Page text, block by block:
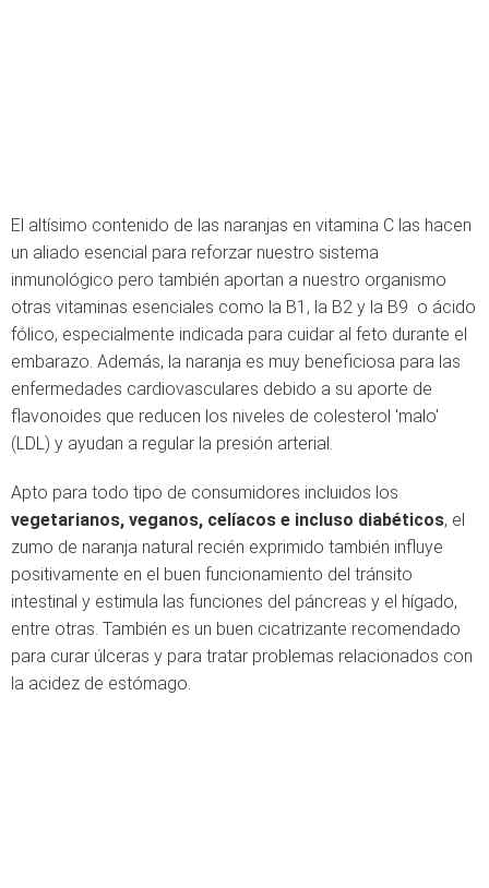
El altísimo contenido de las naranjas en vitamina C las hacen
un aliado esencial para reforzar nuestro sistema
inmunológico pero también aportan a nuestro organismo
otras vitaminas esenciales como la B1, la B2 y la B9 o ácido
fólico, especialmente indicada para cuidar al feto durante el
embarazo. Además, la naranja es muy beneficiosa para las
enfermedades cardiovasculares debido a su aporte de
flavonoides que reducen los niveles de colesterol 'malo'
(LDL) y ayudan a regular la presión arterial.
Apto para todo tipo de consumidores incluidos los
vegetarianos, veganos, celíacos e incluso diabéticos, el
zumo de naranja natural recién exprimido también influye
positivamente en el buen funcionamiento del tránsito
intestinal y estimula las funciones del páncreas y el hígado,
entre otras. También es un buen cicatrizante recomendado
para curar úlceras y para tratar problemas relacionados con
la acidez de estómago.